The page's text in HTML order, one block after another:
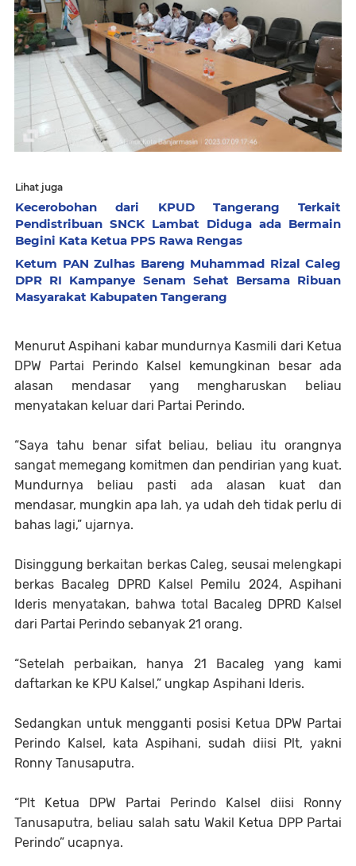
Lihat juga
Kecerobohan dari KPUD Tangerang Terkait
Pendistribuan SNCK Lambat Diduga ada Bermain
Begini Kata Ketua PPS Rawa Rengas
Ketum PAN Zulhas Bareng Muhammad Rizal Caleg
DPR RI Kampanye Senam Sehat Bersama Ribuan
Masyarakat Kabupaten Tangerang
Menurut Aspihani kabar mundurnya Kasmili dari Ketua
DPW Partai Perindo Kalsel kemungkinan besar ada
alasan mendasar yang mengharuskan beliau
menyatakan keluar dari Partai Perindo.
“Saya tahu benar sifat beliau, beliau itu orangnya
sangat memegang komitmen dan pendirian yang kuat.
Mundurnya beliau pasti ada alasan kuat dan
mendasar, mungkin apa lah, ya udah deh tidak perlu di
bahas lagi,” ujarnya.
Disinggung berkaitan berkas Caleg, seusai melengkapi
berkas Bacaleg DPRD Kalsel Pemilu 2024, Aspihani
Ideris menyatakan, bahwa total Bacaleg DPRD Kalsel
dari Partai Perindo sebanyak 21 orang.
“Setelah perbaikan, hanya 21 Bacaleg yang kami
daftarkan ke KPU Kalsel,” ungkap Aspihani Ideris.
Sedangkan untuk mengganti posisi Ketua DPW Partai
Perindo Kalsel, kata Aspihani, sudah diisi Plt, yakni
Ronny Tanusaputra.
“Plt Ketua DPW Partai Perindo Kalsel diisi Ronny
Tanusaputra, beliau salah satu Wakil Ketua DPP Partai
Perindo” ucapnya.